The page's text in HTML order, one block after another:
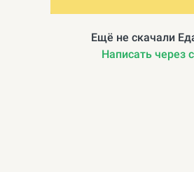
Ещё не скачали
Написать через